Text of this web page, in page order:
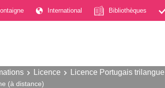
International Bibliothèques
Licence Licence Portugais trilangue
(à distance)